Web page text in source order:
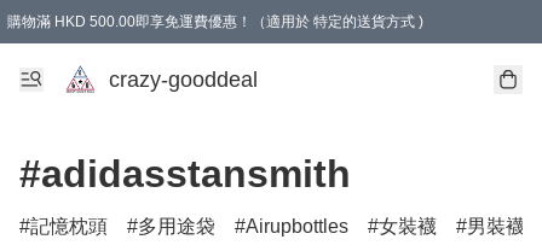
購物滿 HKD 500.00即享免運費優惠！（適用於 特定的送貨方式 )
成為會員可享免費禮品
crazy-gooddeal
#adidasstansmith
記憶枕頭 多用途袋 Airupbottles 女裝襪
男裝襪